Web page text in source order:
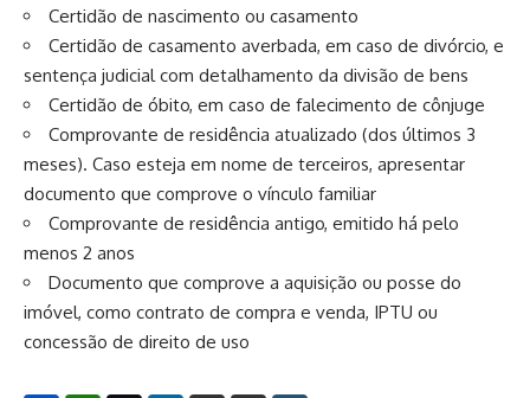
Certidão de nascimento ou casamento
Certidão de casamento averbada, em caso de divórcio, e
sentença judicial com detalhamento da divisão de bens
Certidão de óbito, em caso de falecimento de cônjuge
Comprovante de residência atualizado (dos últimos 3
meses). Caso esteja em nome de terceiros, apresentar
documento que comprove o vínculo familiar
Comprovante de residência antigo, emitido há pelo
menos 2 anos
Documento que comprove a aquisição ou posse do
imóvel, como contrato de compra e venda, IPTU ou
concessão de direito de uso